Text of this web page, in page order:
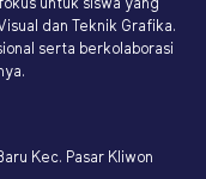
untuk siswa yang
dan Teknik Grafika.
serta berkolaborasi
Kec. Pasar Kliwon